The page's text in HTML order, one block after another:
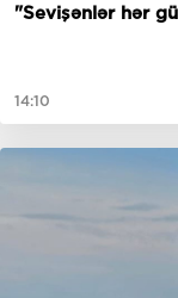
"Sevişənlər hər
14:10